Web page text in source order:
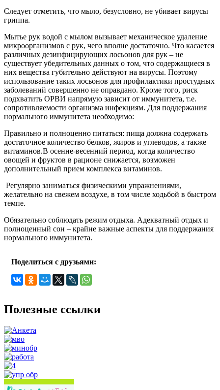
Следует отметить, что мыло, безусловно, не убивает вирусы
гриппа.
Мытье рук водой с мылом вызывает механическое удаление
микроорганизмов с рук, чего вполне достаточно. Что касается
различных дезинфицирующих лосьонов для рук – не
существует убедительных данных о том, что содержащиеся в
них вещества губительно действуют на вирусы. Поэтому
использование таких лосьонов для профилактики простудных
заболеваний совершенно не оправдано. Кроме того, риск
подхватить ОРВИ напрямую зависит от иммунитета, т.е.
сопротивляемости организма инфекциям. Для поддержания
нормального иммунитета необходимо:
Правильно и полноценно питаться: пища должна содержать
достаточное количество белков, жиров и углеводов, а также
витаминов.В осенне-весенний период, когда количество
овощей и фруктов в рационе снижается, возможен
дополнительный прием комплекса витаминов.
Регулярно заниматься физическими упражнениями,
желательно на свежем воздухе, в том числе ходьбой в быстром
темпе.
Обязательно соблюдать режим отдыха. Адекватный отдых и
полноценный сон – крайне важные аспекты для поддержания
нормального иммунитета.
Поделиться с друзьями:
Полезные ссылки